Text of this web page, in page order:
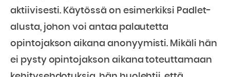
aktiivisesti. Käytössä on esimerkiksi Padlet-
alusta, johon voi antaa palautetta
opintojakson aikana anonyymisti. Mikäli hän
ei pysty opintojakson aikana toteuttamaan